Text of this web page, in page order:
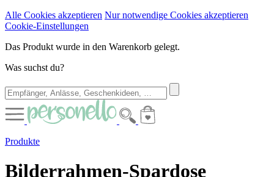
Alle Cookies akzeptieren Nur notwendige Cookies akzeptieren
Cookie-Einstellungen
Das Produkt wurde in den Warenkorb gelegt.
Was suchst du?
Produkte
Bilderrahmen-Spardose